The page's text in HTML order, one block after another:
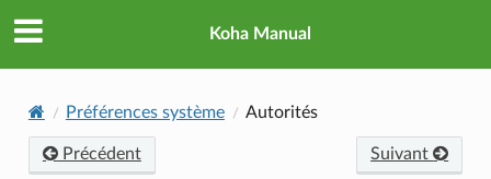
Koha Manual
Préférences système Autorités
Précédent Suivant